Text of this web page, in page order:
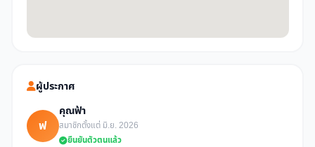
ผู้ประกาศ
ฟ
คุณฟ้า
สมาชิกตั้งแต่ มิ.ย. 2026
ยืนยันตัวตนแล้ว